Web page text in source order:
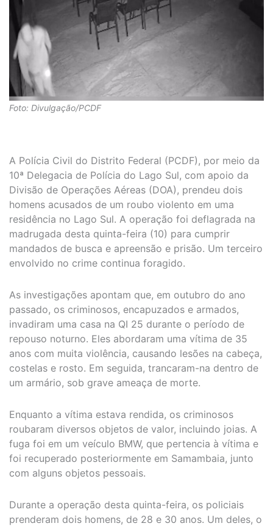
Foto: Divulgação/PCDF
A Polícia Civil do Distrito Federal (PCDF), por meio da
10ª Delegacia de Polícia do Lago Sul, com apoio da
Divisão de Operações Aéreas (DOA), prendeu dois
homens acusados de um roubo violento em uma
residência no Lago Sul. A operação foi deflagrada na
madrugada desta quinta-feira (10) para cumprir
mandados de busca e apreensão e prisão. Um terceiro
envolvido no crime continua foragido.
As investigações apontam que, em outubro do ano
passado, os criminosos, encapuzados e armados,
invadiram uma casa na QI 25 durante o período de
repouso noturno. Eles abordaram uma vítima de 35
anos com muita violência, causando lesões na cabeça,
costelas e rosto. Em seguida, trancaram-na dentro de
um armário, sob grave ameaça de morte.
Enquanto a vítima estava rendida, os criminosos
roubaram diversos objetos de valor, incluindo joias. A
fuga foi em um veículo BMW, que pertencia à vítima e
foi recuperado posteriormente em Samambaia, junto
com alguns objetos pessoais.
Durante a operação desta quinta-feira, os policiais
prenderam dois homens, de 28 e 30 anos. Um deles, o